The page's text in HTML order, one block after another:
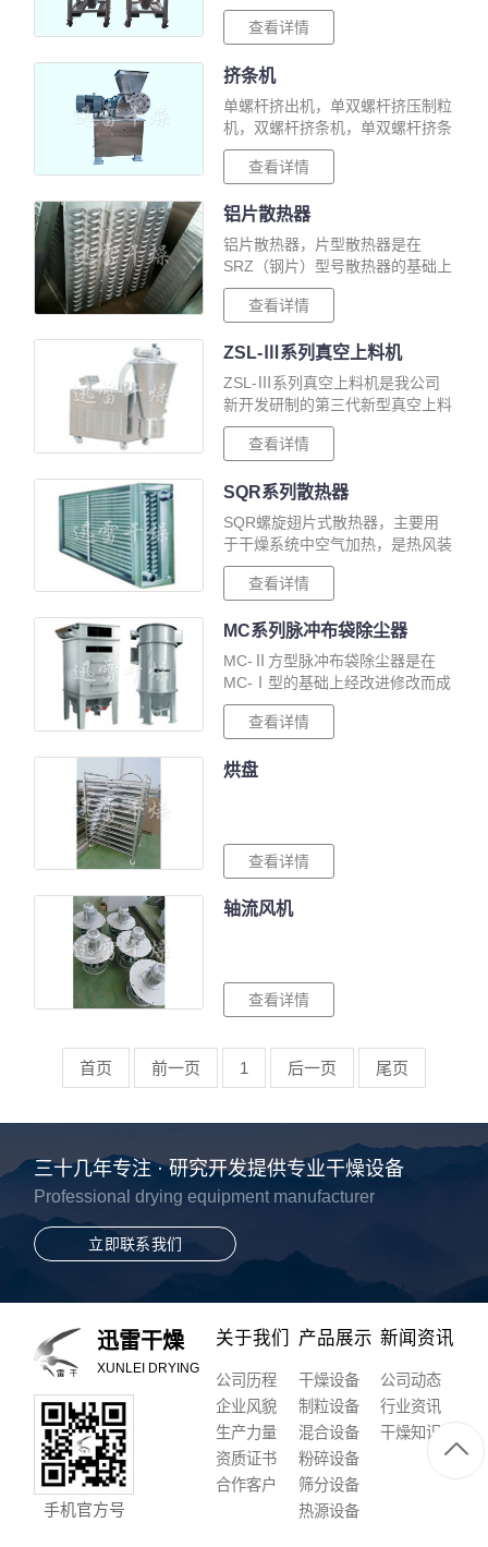
闭无尘方锥暂存转运料斗，不锈钢
方形移动周转料斗，方形移动料
移动料车，···
查看详情
挤条机
单螺杆挤出机，单双螺杆挤压制粒
机，双螺杆挤条机，单双螺杆挤条
设备，多功能粉体成型造粒机，挤
压制粒设备，螺杆挤压制粒机，单
农药造粒机···
查看详情
铝片散热器
铝片散热器，片型散热器是在
SRZ（钢片）型号散热器的基础上
改进的的新型空气加热器。翅片管
采用无缝钢管上绕制铝片而成，散
10%—20···
查看详情
ZSL-Ⅲ系列真空上料机
ZSL-Ⅲ系列真空上料机是我公司
新开发研制的第三代新型真空上料
机，它具有上料速度快、使用周期
长、操作方便、清洁卫生，符合
查看详情
SQR系列散热器
SQR螺旋翅片式散热器，主要用
于干燥系统中空气加热，是热风装
置中的主要设备，散热器采用的热
介质可以是蒸汽或热水，也可用导
0.8MP···
查看详情
MC系列脉冲布袋除尘器
MC-Ⅱ方型脉冲布袋除尘器是在
MC-Ⅰ型的基础上经改进修改而成
的，它除了具有Ⅰ型除尘效率高、
处理风量大、性能稳定、操作维修
效果好、···
查看详情
烘盘
查看详情
轴流风机
查看详情
首页 前一页 1 后一页 尾页
三十几年专注 · 研究开发提供专业干燥设备
Professional drying equipment manufacturer
立即联系我们
迅雷干燥
XUNLEI DRYING
手机官方号
关于我们
公司历程
企业风貌
生产力量
资质证书
合作客户
产品展示
干燥设备
制粒设备
混合设备
粉碎设备
筛分设备
热源设备
新闻资讯
公司动态
行业资讯
干燥知识